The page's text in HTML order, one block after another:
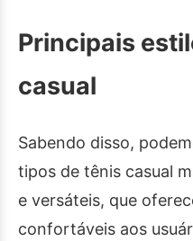
Principais
casual
Sabendo disso,
tipos de tênis casual
e versáteis, que
confortáveis aos